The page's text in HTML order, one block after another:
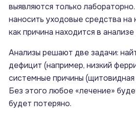
выявляются только
наносить уходовые средства на
как причина находится в анализе
Анализы решают две задачи:
дефицит (например, низкий
системные причины
Без этого любое «лечение»
будет потеряно.